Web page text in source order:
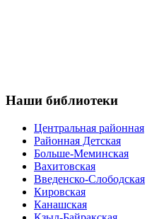
Наши библиотеки
Центральная районная
Районная Детская
Больше-Меминская
Вахитовская
Введенско-Слободская
Кировская
Канашская